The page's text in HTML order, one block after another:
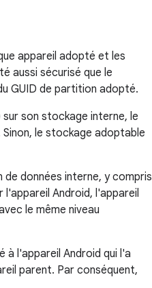
appareil adopté et les
aussi sécurisé que le
GUID de partition adopté.
sur son stockage interne, le
Sinon, le stockage adoptable
données interne, y compris
Android, l'appareil
le même niveau
l'appareil Android qui l'a
parent. Par conséquent,